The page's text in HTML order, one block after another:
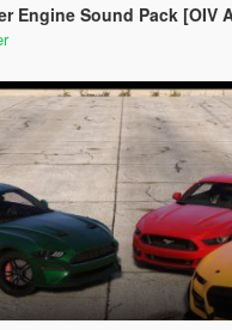
Engine Sound Pack [OIV